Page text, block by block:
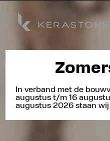
In verband met de
augustus t/m 16
augustus 2026 staan